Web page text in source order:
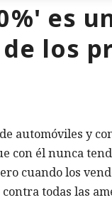
es
los
automóviles y
con él nunca
cuando los
todas las